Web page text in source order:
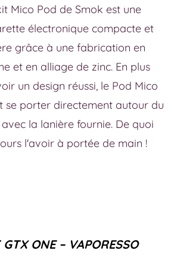
Mico Pod de Smok est une
électronique compacte et
grâce à une fabrication en
et en alliage de zinc. En plus
un design réussi, le Pod Mico
se porter directement autour du
la lanière fournie. De quoi
l'avoir à portée de main !
ONE – VAPORESSO